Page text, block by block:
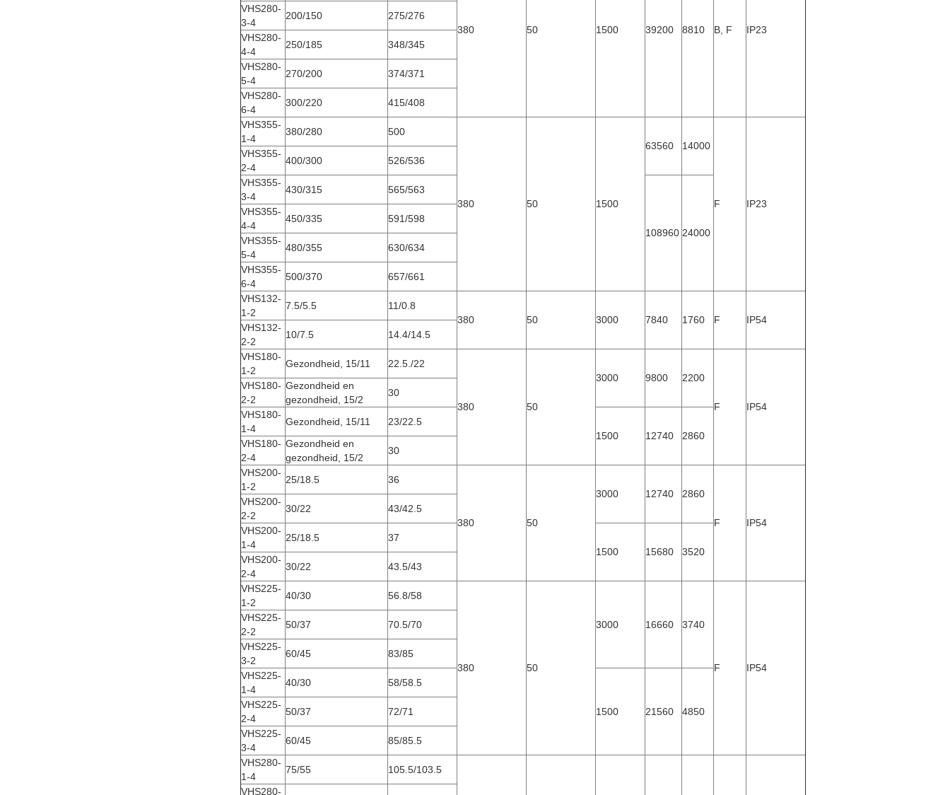
380 50 1500 39200 8810 B, F IP23
VHS280-
3-4
200/150
275/276
VHS280-
4-4
250/185
348/345
VHS280-
5-4
270/200
374/371
VHS280-
6-4
300/220
415/408
VHS355-
1-4
380/280 500
380 50 1500
63560 14000
F IP23
VHS355-
2-4
400/300
526/536
VHS355-
3-4
430/315 565/563
108960 24000
VHS355-
4-4
450/335
591/598
VHS355-
5-4
480/355
630/634
VHS355-
6-4
500/370
657/661
VHS132-
1-2
7.5/5.5
11/0.8
380
50 3000 7840 1760 F IP54
VHS132-
2-2
10/7.5
14.4/14.5
VHS180-
1-2
Gezondheid, 15/11 22.5./22
380 50
3000 9800 2200
F IP54
VHS180-
2-2
Gezondheid en
gezondheid, 15/2
30
VHS180-
1-4
Gezondheid, 15/11
23/22.5
1500
12740 2860
VHS180-
2-4
Gezondheid en
gezondheid, 15/2
30
VHS200-
1-2
25/18.5 36
380 50
3000 12740 2860
F IP54
VHS200-
2-2
30/22
43/42.5
VHS200-
1-4
25/18.5
37
1500
15680 3520
VHS200-
2-4
30/22
43.5/43
VHS225-
1-2
40/30 56.8/58
380 50
3000 16660 3740
F IP54
VHS225-
2-2
50/37
70.5/70
VHS225-
3-2
60/45
83/85
VHS225-
1-4
40/30 58/58.5
1500 21560 4850
VHS225-
2-4
50/37
72/71
VHS225-
3-4
60/45
85/85.5
VHS280-
1-4
75/55 105.5/103.5
VHS280-